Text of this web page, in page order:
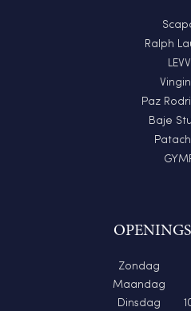
Ralph
LEVV
Paz
Baje
Zondag
Maandag
Dinsdag